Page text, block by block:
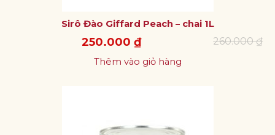
Sirô Đào Giffard Peach – chai 1L
260.000₫
Giá
gốc
260.000 ₫.
250.000 ₫Giá
hiện
tại
là:
Thêm vào giỏ hàng